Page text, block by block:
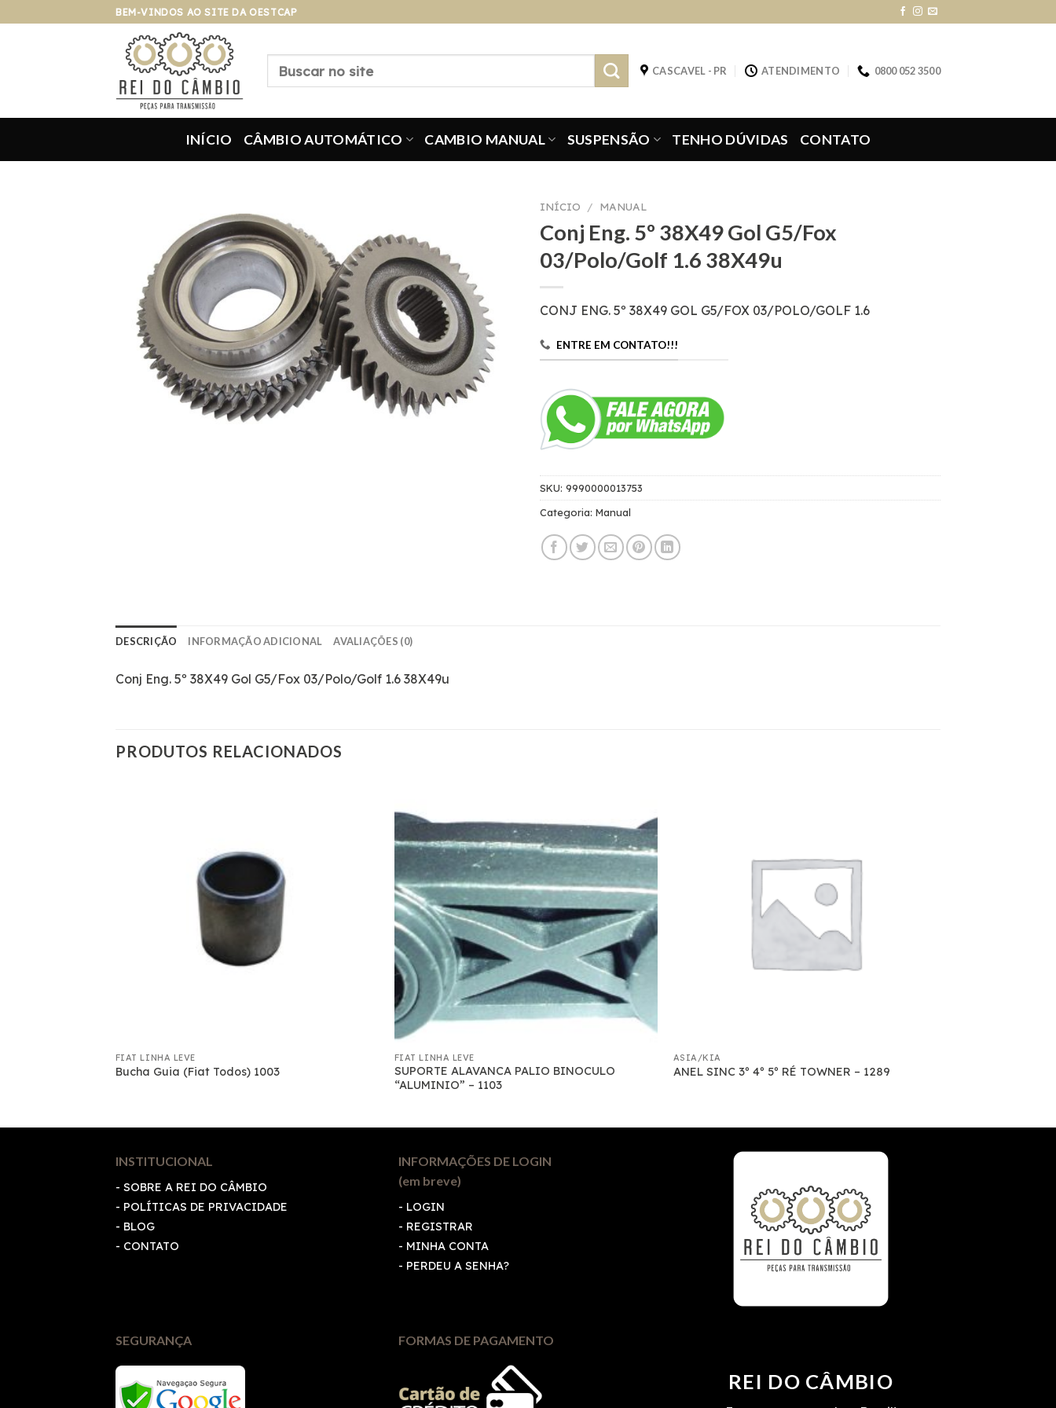
para
BEM-VINDOS AO SITE DA OESTCAP
Pesquisar
CASCAVEL - PR ATENDIMENTO 0800 052 3500
INÍCIO CÂMBIO AUTOMÁTICO CAMBIO MANUAL SUSPENSÃO TENHO DÚVIDAS CONTATO
INÍCIO / MANUAL
Conj Eng. 5º 38X49 Gol G5/Fox
03/Polo/Golf 1.6 38X49u
CONJ ENG. 5º 38X49 GOL G5/FOX 03/POLO/GOLF 1.6
ENTRE EM CONTATO!!!
SKU: 9990000013753
Categoria: Manual
DESCRIÇÃO INFORMAÇÃO ADICIONAL AVALIAÇÕES (0)
Conj Eng. 5º 38X49 Gol G5/Fox 03/Polo/Golf 1.6 38X49u
PRODUTOS RELACIONADOS
FIAT LINHA LEVE
Bucha Guia (Fiat Todos) 1003
FIAT LINHA LEVE
SUPORTE ALAVANCA PALIO BINOCULO
“ALUMINIO” – 1103
ASIA/KIA
ANEL SINC 3º 4º 5º RÉ TOWNER – 1289
INSTITUCIONAL
- SOBRE A REI DO CÂMBIO
- POLÍTICAS DE PRIVACIDADE
- BLOG
- CONTATO
INFORMAÇÕES DE LOGIN
(em breve)
- LOGIN
- REGISTRAR
- MINHA CONTA
- PERDEU A SENHA?
SEGURANÇA FORMAS DE PAGAMENTO
REI DO CÂMBIO